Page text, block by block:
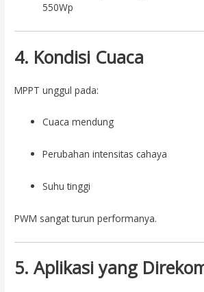
550Wp
4. Kondisi Cuaca
MPPT unggul pada:
Cuaca mendung
Perubahan intensitas cahaya
Suhu tinggi
PWM sangat turun performanya.
5. Aplikasi yang